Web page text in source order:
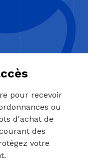
pour recevoir
ou
d'achat de
des
votre